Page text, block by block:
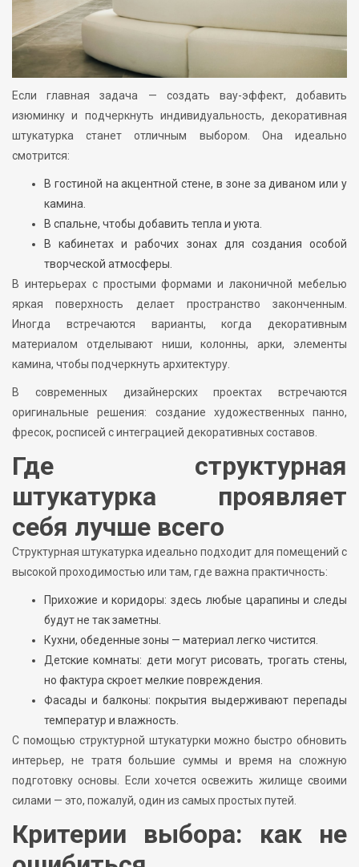
Если главная задача — создать вау-эффект, добавить
изюминку и подчеркнуть индивидуальность, декоративная
штукатурка станет отличным выбором. Она идеально
смотрится:
В гостиной на акцентной стене, в зоне за диваном или у
камина.
В спальне, чтобы добавить тепла и уюта.
В кабинетах и рабочих зонах для создания особой
творческой атмосферы.
В интерьерах с простыми формами и лаконичной мебелью
яркая поверхность делает пространство законченным.
Иногда встречаются варианты, когда декоративным
материалом отделывают ниши, колонны, арки, элементы
камина, чтобы подчеркнуть архитектуру.
В современных дизайнерских проектах встречаются
оригинальные решения: создание художественных панно,
фресок, росписей с интеграцией декоративных составов.
Где структурная
штукатурка проявляет
себя лучше всего
Структурная штукатурка идеально подходит для помещений с
высокой проходимостью или там, где важна практичность:
Прихожие и коридоры: здесь любые царапины и следы
будут не так заметны.
Кухни, обеденные зоны — материал легко чистится.
Детские комнаты: дети могут рисовать, трогать стены,
но фактура скроет мелкие повреждения.
Фасады и балконы: покрытия выдерживают перепады
температур и влажность.
С помощью структурной штукатурки можно быстро обновить
интерьер, не тратя большие суммы и время на сложную
подготовку основы. Если хочется освежить жилище своими
силами — это, пожалуй, один из самых простых путей.
Критерии выбора: как не